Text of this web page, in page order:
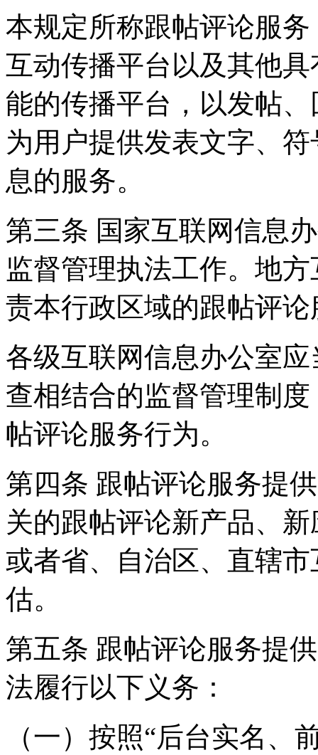
本规定所称跟帖评论服
互动传播平台以及其他
能的传播平台，以发帖
为用户提供发表文字、
息的服务。
第三条 国家互联网信息
监督管理执法工作。地
责本行政区域的跟帖评
各级互联网信息办公室
查相结合的监督管理制
帖评论服务行为。
第四条 跟帖评论服务提
关的跟帖评论新产品、
或者省、自治区、直辖
估。
第五条 跟帖评论服务提
法履行以下义务：
（一）按照“后台实名、